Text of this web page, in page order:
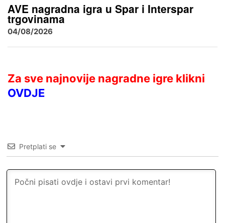
AVE nagradna igra u Spar i Interspar
trgovinama
04/08/2026
Za sve najnovije nagradne igre klikni
OVDJE
Pretplati se